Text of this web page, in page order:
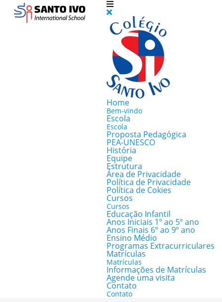
Home
Bem-vindo
Escola
Escola
Proposta Pedagógica
PEA-UNESCO
História
Equipe
Estrutura
Área de Privacidade
Política de Privacidade
Política de Cokies
Cursos
Cursos
Educação Infantil
Anos Iniciais 1º ao 5º ano
Anos Finais 6º ao 9º ano
Ensino Médio
Programas Extracurriculares
Matrículas
Matrículas
Informações de Matrículas
Agende uma visita
Contato
Contato